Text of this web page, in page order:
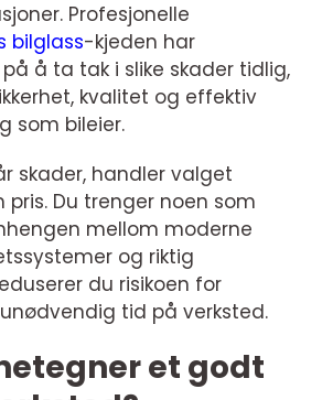
Profesjonelle
bilglass-kjeden har
å ta tak i slike skader tidlig,
kvalitet og effektiv
som bileier.
skader, handler valget
pris. Du trenger noen som
mellom moderne
og riktig
du risikoen for
tid på verksted.
et godt